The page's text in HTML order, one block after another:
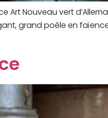
Art Nouveau vert
grand poêle en